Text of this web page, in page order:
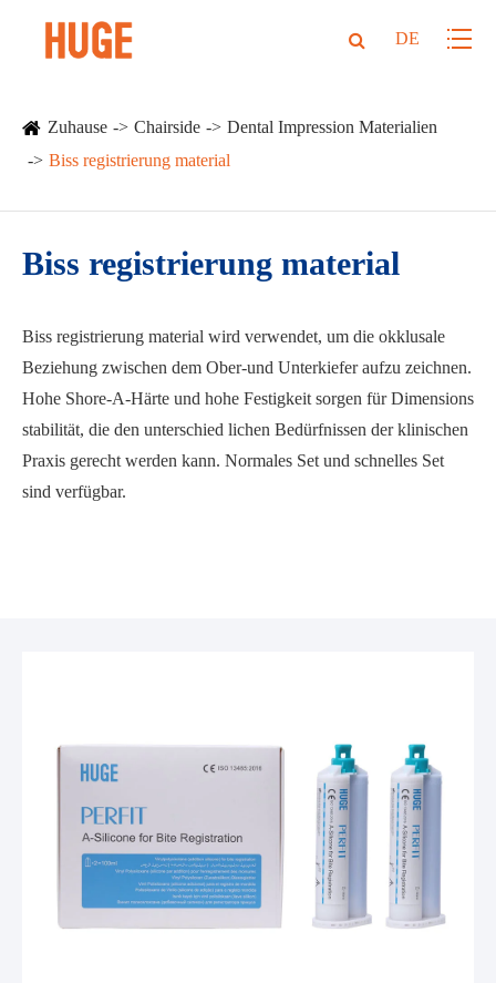
DE
Zuhause Chairside
Dental Impression Materialien
Biss registrierung material
Biss registrierung material
Biss registrierung material wird verwendet, um die okklusale
Beziehung zwischen dem Ober-und Unterkiefer aufzu zeichnen.
Hohe Shore-A-Härte und hohe Festigkeit sorgen für Dimensions
stabilität, die den unterschied lichen Bedürfnissen der klinischen
Praxis gerecht werden kann. Normales Set und schnelles Set
sind verfügbar.